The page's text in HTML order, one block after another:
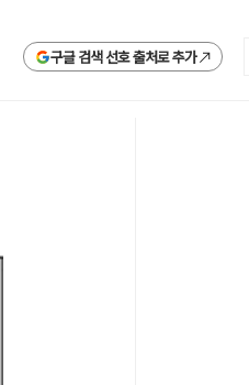
구글 검색 선호 출처로 추가